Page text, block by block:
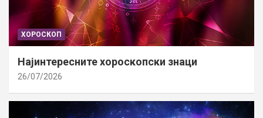
ХОРОСКОП
Најинтересните хороскопски знаци
26/07/2026